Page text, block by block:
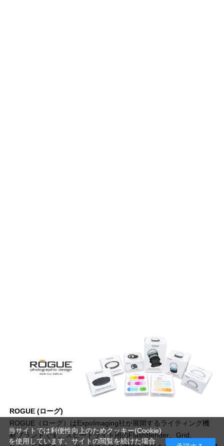
ROGUE (ローグ)
ROGUE（ローグ）はExpoImaging社が展開するライティング機
材ブランドです。スピードライト用のFlashBender、Grid、
当サイトでは利便性向上のためクッキー(Cookie)
を使用しています。サイトの閲覧を続けた場合